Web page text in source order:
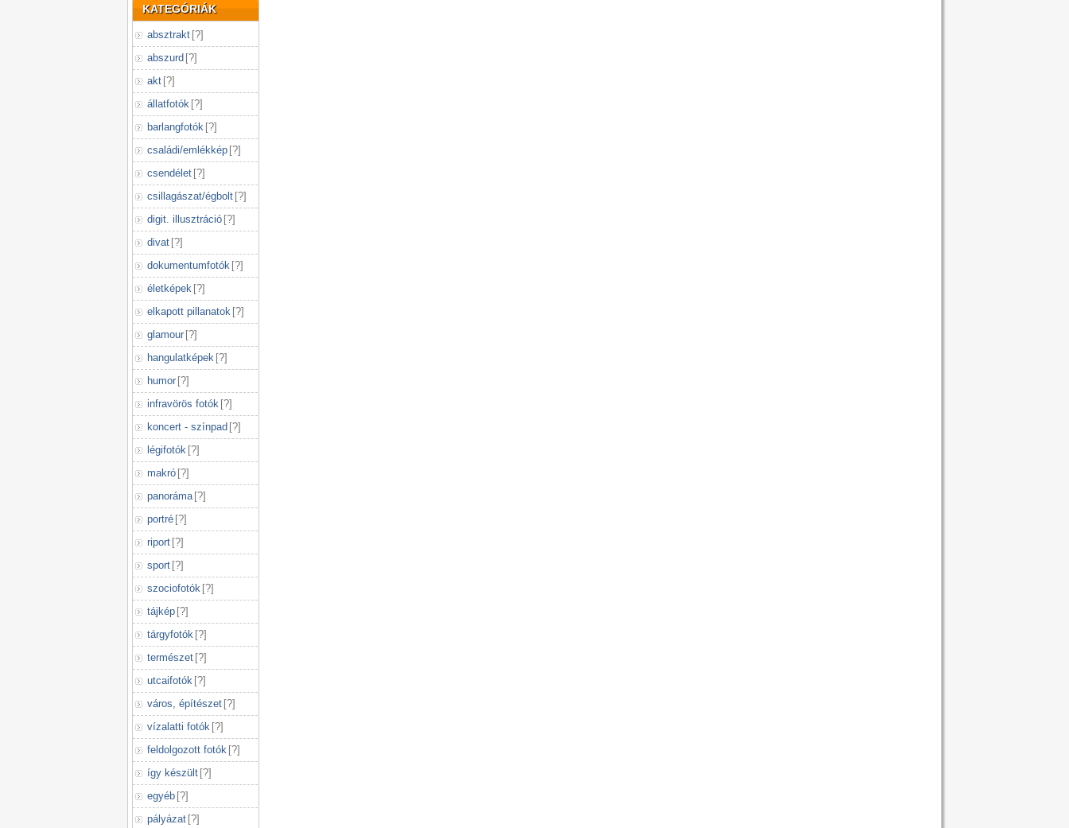
KATEGÓRIÁK
absztrakt [?]
abszurd [?]
akt [?]
állatfotók [?]
barlangfotók [?]
családi/emlékkép [?]
csendélet [?]
csillagászat/égbolt [?]
digit. illusztráció [?]
divat [?]
dokumentumfotók [?]
életképek [?]
elkapott pillanatok [?]
glamour [?]
hangulatképek [?]
humor [?]
infravörös fotók [?]
koncert - színpad [?]
légifotók [?]
makró [?]
panoráma [?]
portré [?]
riport [?]
sport [?]
szociofotók [?]
tájkép [?]
tárgyfotók [?]
természet [?]
utcaifotók [?]
város, építészet [?]
vízalatti fotók [?]
feldolgozott fotók [?]
így készült [?]
egyéb [?]
pályázat [?]